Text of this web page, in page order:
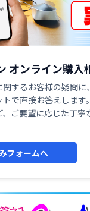
オンライン購入
するお客様の疑問に
トで直接お答えします
ご要望に応じた丁寧
フォームへ